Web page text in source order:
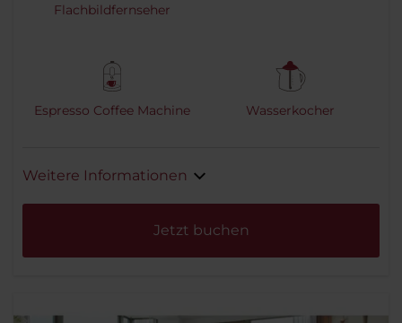
Flachbildfernseher
Espresso Coffee Machine Wasserkocher
Weitere Informationen
Jetzt buchen